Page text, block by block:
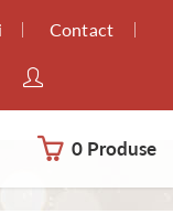
Contact
0 Produse